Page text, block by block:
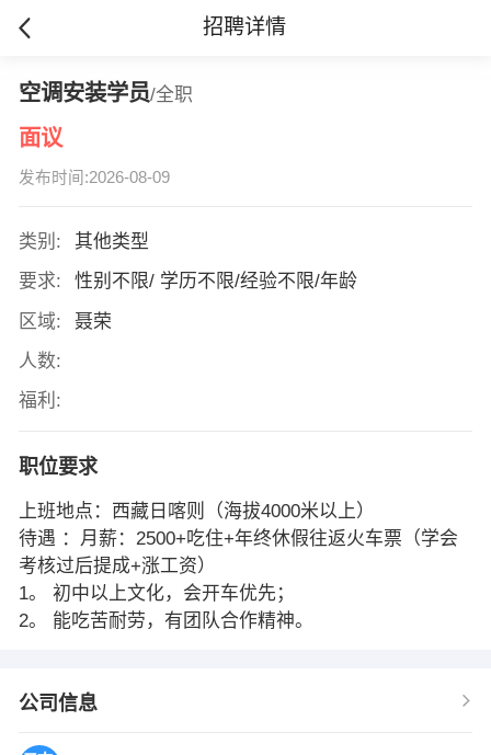
招聘详情
空调安装学员/全职
面议
发布时间:2026-08-09
类别:
其他类型
要求:
性别不限/ 学历不限/经验不限/年龄
区域:
聂荣
人数:
福利:
职位要求
上班地点：西藏日喀则（海拔4000米以上）
待遇 ：月薪：2500+吃住+年终休假往返火车票（学会
考核过后提成+涨工资）
1。 初中以上文化，会开车优先；
2。 能吃苦耐劳，有团队合作精神。
公司信息